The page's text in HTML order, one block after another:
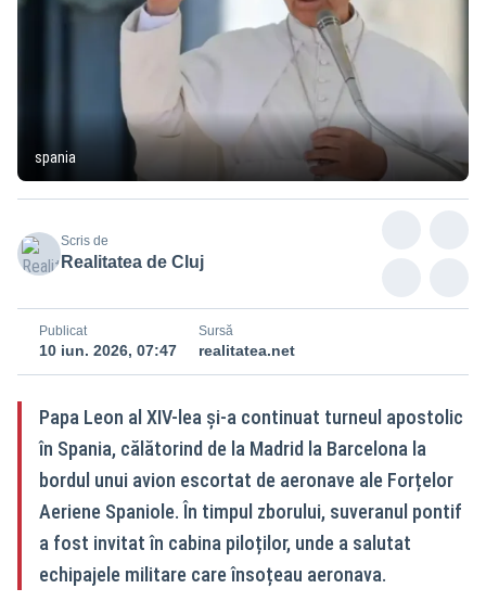
spania
Scris de
Realitatea de Cluj
Publicat
10 iun. 2026, 07:47
Sursă
realitatea.net
Papa Leon al XIV-lea și-a continuat turneul apostolic
în Spania, călătorind de la Madrid la Barcelona la
bordul unui avion escortat de aeronave ale Forțelor
Aeriene Spaniole. În timpul zborului, suveranul pontif
a fost invitat în cabina piloților, unde a salutat
echipajele militare care însoțeau aeronava.